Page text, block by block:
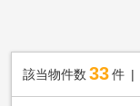
該当物件数 33件